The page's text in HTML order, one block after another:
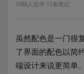
1086人在学·11条笔记
虽然配色是一门很
了界面的配色以简
端设计来说更简单